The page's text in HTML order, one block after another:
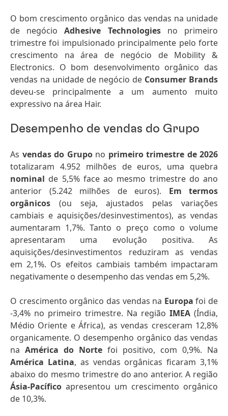
O bom crescimento orgânico das vendas na unidade
de negócioAdhesive Technologiesno primeiro
trimestre foi impulsionado principalmente pelo forte
crescimento na área de negócio de Mobility &
Electronics. O bom desenvolvimento orgânico das
vendas na unidade de negócio de Consumer Brands
deveu-se principalmente a um aumento muito
expressivo na área Hair.
Desempenho de vendas do Grupo
As vendas do Grupono primeiro trimestre de 2026
totalizaram 4.952 milhões de euros, uma quebra
nominal de 5,5% face ao mesmo trimestre do ano
anterior (5.242 milhões de euros). Em termos
orgânicos (ou seja, ajustados pelas variações
cambiais e aquisições/desinvestimentos), as vendas
aumentaram 1,7%. Tanto o preço como o volume
apresentaram uma evolução positiva. As
aquisições/desinvestimentos reduziram as vendas
em 2,1%. Os efeitos cambiais também impactaram
negativamente o desempenho das vendas em 5,2%.
O crescimento orgânico das vendas na Europa foi de
-3,4% no primeiro trimestre. Na região IMEA (Índia,
Médio Oriente e África), as vendas cresceram 12,8%
organicamente. O desempenho orgânico das vendas
na América do Norte foi positivo, com 0,9%. Na
América Latina, as vendas orgânicas ficaram 3,1%
abaixo do mesmo trimestre do ano anterior. A região
Ásia-Pacífico apresentou um crescimento orgânico
de 10,3%.